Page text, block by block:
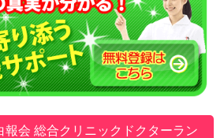
報会総合クリニックドクターラン